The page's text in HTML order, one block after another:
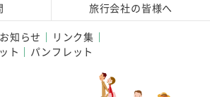
旅行会社の皆様へ
お知らせ
リンク集
ト
パンフレット